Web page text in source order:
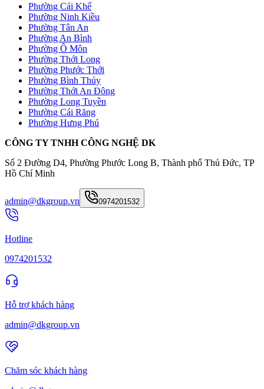
Phường Cái Khế
Phường Ninh Kiều
Phường Tân An
Phường An Bình
Phường Ô Môn
Phường Thới Long
Phường Phước Thới
Phường Bình Thủy
Phường Thới An Đông
Phường Long Tuyền
Phường Cái Răng
Phường Hưng Phú
CÔNG TY TNHH CÔNG NGHỆ DK
Số 2 Đường D4, Phường Phước Long B, Thành phố Thủ Đức, TP
Hồ Chí Minh
admin@dkgroup.vn 0974201532
Hotline
0974201532
Hỗ trợ khách hàng
admin@dkgroup.vn
Chăm sóc khách hàng